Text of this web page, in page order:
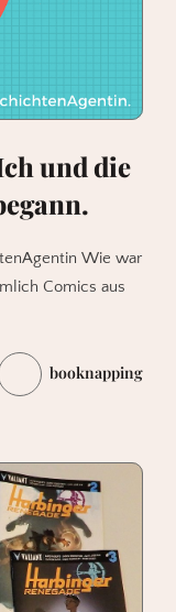
und die
Wie war
Comics aus
booknapping